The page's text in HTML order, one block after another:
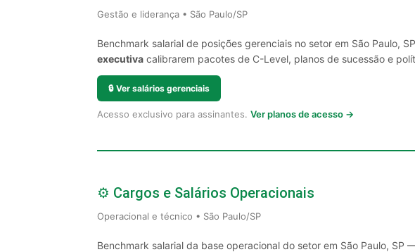
Gestão e liderança • São Paulo/SP
Benchmark salarial de posições gerenciais no setor em São Paulo,
executiva calibrarem pacotes de C-Level, planos de sucessão e
🔒 Ver salários gerenciais
Acesso exclusivo para assinantes. Ver planos de acesso →
⚙️ Cargos e Salários Operacionais
Operacional e técnico • São Paulo/SP
Benchmark salarial da base operacional do setor em São Paulo, SP